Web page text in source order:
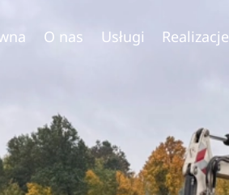
O nas Usługi Realizacje